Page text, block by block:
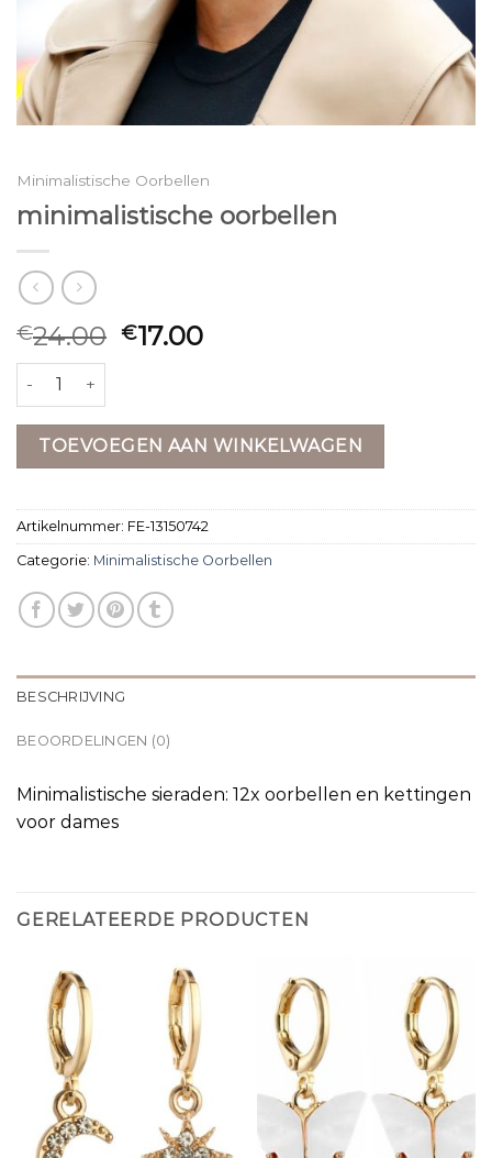
Minimalistische Oorbellen
minimalistische oorbellen
€24.00 €17.00
minimalistische oorbellen aantal
TOEVOEGEN AAN WINKELWAGEN
Artikelnummer: FE-13150742
Categorie: Minimalistische Oorbellen
BESCHRIJVING
BEOORDELINGEN (0)
Minimalistische sieraden: 12x oorbellen en kettingen
voor dames
GERELATEERDE PRODUCTEN